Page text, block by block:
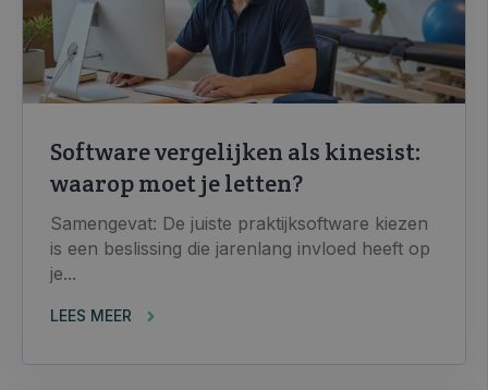
Software vergelijken als kinesist:
waarop moet je letten?
Samengevat: De juiste praktijksoftware kiezen
is een beslissing die jarenlang invloed heeft op
je...
LEES MEER